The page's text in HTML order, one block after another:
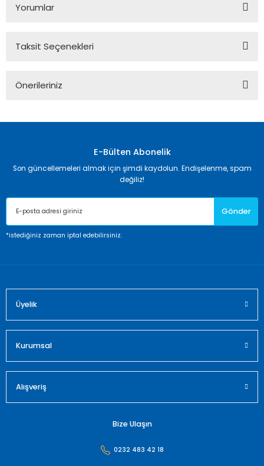
Yorumlar
Taksit Seçenekleri
Önerileriniz
Görüş ve önerileriniz için teşekkür ederiz.
Ürün resmi kalitesiz, bozuk veya görüntülenemiyor.
Ürün açıklamasında eksik bilgiler bulunuyor.
Ürün bilgilerinde hatalar bulunuyor.
Ürün fiyatı diğer sitelerden daha pahalı.
E-Bülten Abonelik
Son güncellemeleri almak için şimdi kaydolun. Endişelenme, spam
değiliz!
Gönder
*istediğiniz zaman iptal edebilirsiniz.
Üyelik
Kurumsal
Alışveriş
Bize Ulaşın
0232 483 42 18